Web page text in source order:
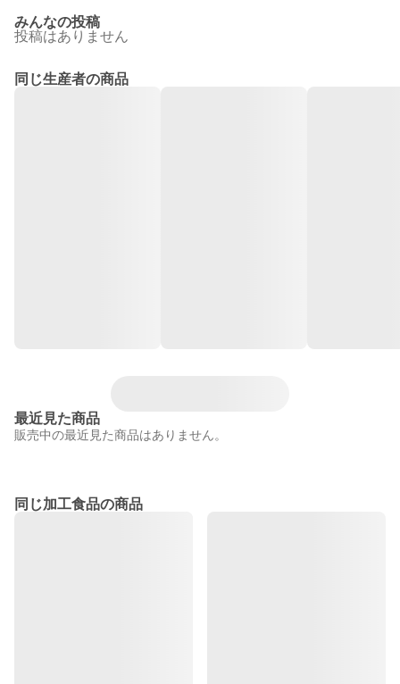
みんなの投稿
投稿はありません
同じ生産者の商品
最近見た商品
販売中の最近見た商品はありません。
同じ加工食品の商品